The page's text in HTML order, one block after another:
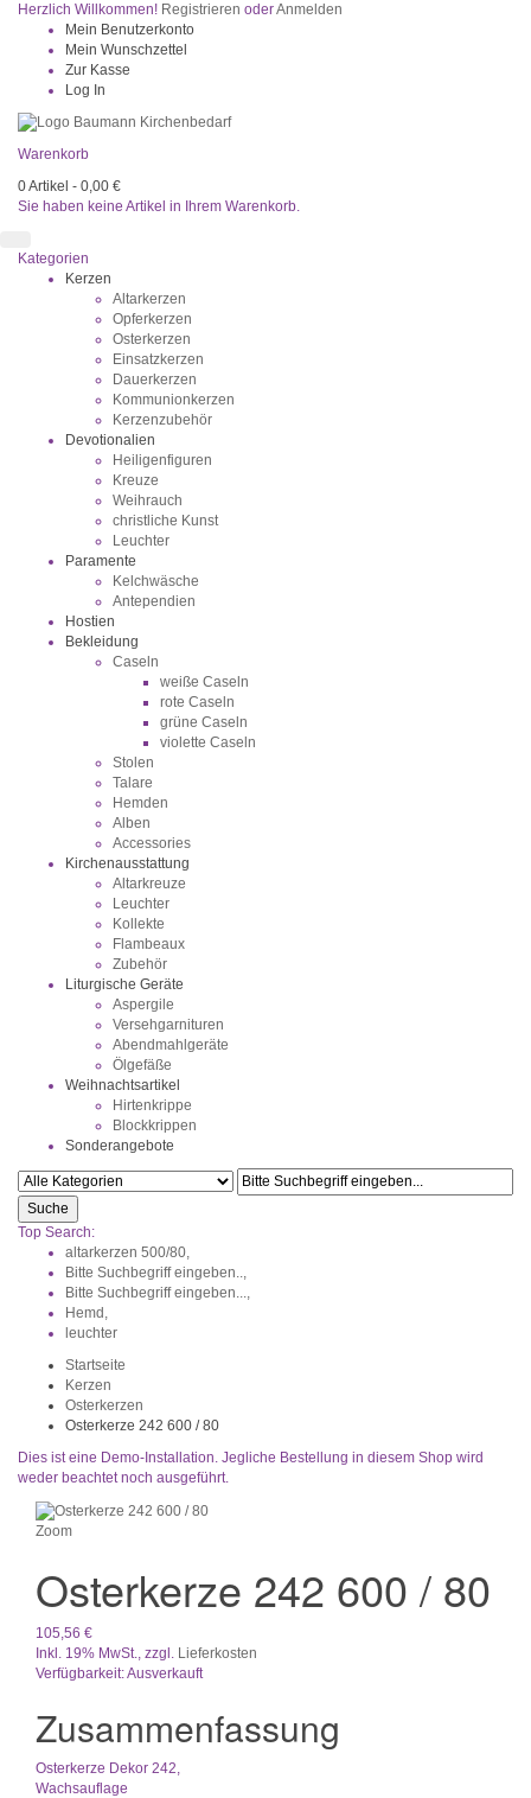
Herzlich Willkommen! Registrieren oderAnmelden
Mein Benutzerkonto
Mein Wunschzettel
Zur Kasse
Log In
Warenkorb
0Artikel - 0,00 €
Sie haben keine Artikel in Ihrem Warenkorb.
Kategorien
Kerzen
Altarkerzen
Opferkerzen
Osterkerzen
Einsatzkerzen
Dauerkerzen
Kommunionkerzen
Kerzenzubehör
Devotionalien
Heiligenfiguren
Kreuze
Weihrauch
christliche Kunst
Leuchter
Paramente
Kelchwäsche
Antependien
Hostien
Bekleidung
Caseln
weiße Caseln
rote Caseln
grüne Caseln
violette Caseln
Stolen
Talare
Hemden
Alben
Accessories
Kirchenausstattung
Altarkreuze
Leuchter
Kollekte
Flambeaux
Zubehör
Liturgische Geräte
Aspergile
Versehgarnituren
Abendmahlgeräte
Ölgefäße
Weihnachtsartikel
Hirtenkrippe
Blockkrippen
Sonderangebote
Suche
Top Search:
altarkerzen 500/80,
Bitte Suchbegriff eingeben..,
Bitte Suchbegriff eingeben...,
Hemd,
leuchter
Startseite
Kerzen
Osterkerzen
Osterkerze 242 600 / 80
Dies ist eine Demo-Installation. Jegliche Bestellung in diesem Shop wird
weder beachtet noch ausgeführt.
Zoom
Osterkerze 242 600 / 80
105,56 €
Inkl. 19% MwSt.
zzgl. Lieferkosten
Verfügbarkeit:Ausverkauft
Zusammenfassung
Osterkerze Dekor 242,
Wachsauflage